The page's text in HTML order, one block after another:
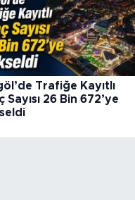
Trafiğe Kayıtlı
Sayısı 26 Bin 672’ye